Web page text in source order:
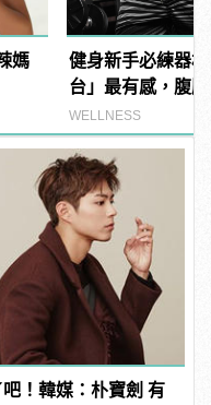
媽
健身新手必練器
台」最有感，腹
練！
WELLNESS
！韓媒：朴寶劍 有